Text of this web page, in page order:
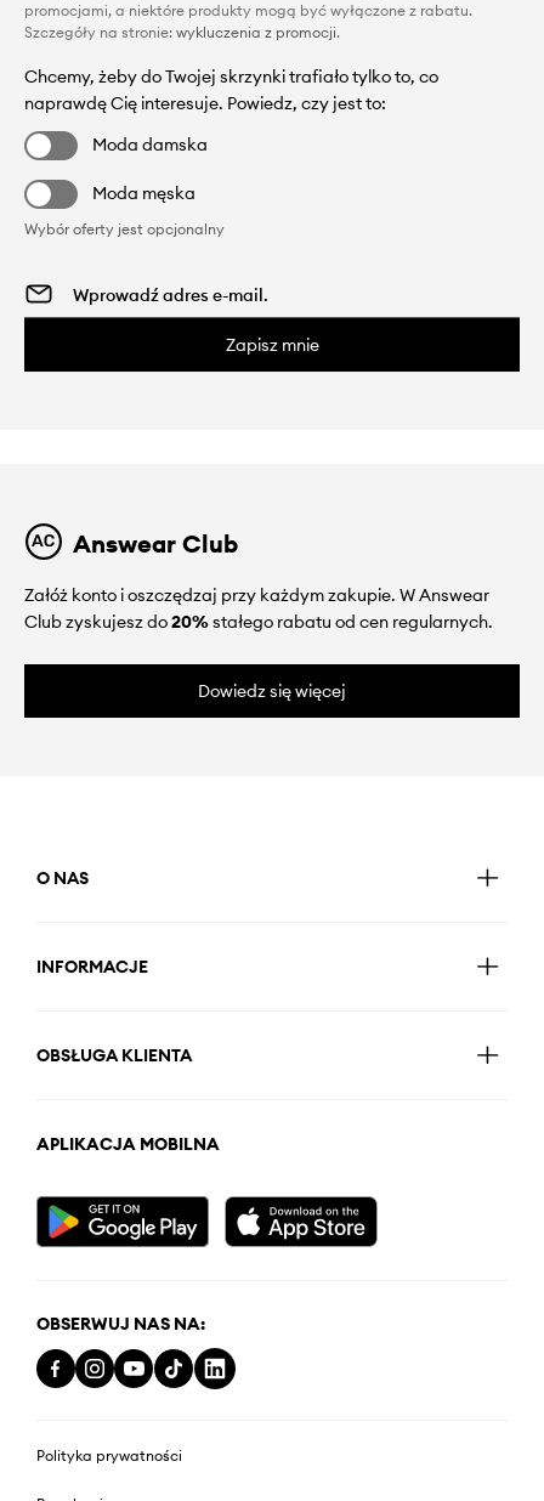
promocjami, a niektóre produkty mogą być wyłączone z rabatu.
Szczegóły na stronie: wykluczenia z promocji.
Chcemy, żeby do Twojej skrzynki trafiało tylko to, co
naprawdę Cię interesuje. Powiedz, czy jest to:
Moda damska
Moda męska
Wybór oferty jest opcjonalny
Zapisz mnie
Answear Club
Załóż konto i oszczędzaj przy każdym zakupie. W Answear
Club zyskujesz do20%stałego rabatu od cen regularnych.
Dowiedz się więcej
O NAS
INFORMACJE
OBSŁUGA KLIENTA
APLIKACJA MOBILNA
OBSERWUJ NAS NA:
Polityka prywatności